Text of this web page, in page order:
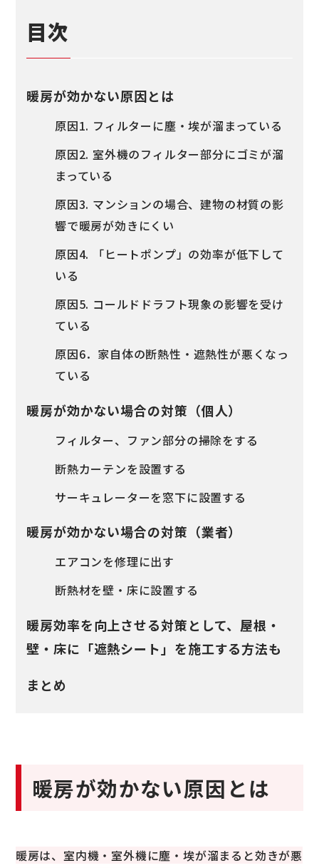
目次
暖房が効かない原因とは
原因1. フィルターに塵・埃が溜まっている
原因2. 室外機のフィルター部分にゴミが溜
まっている
原因3. マンションの場合、建物の材質の影
響で暖房が効きにくい
原因4. 「ヒートポンプ」の効率が低下して
いる
原因5. コールドドラフト現象の影響を受け
ている
原因6．家自体の断熱性・遮熱性が悪くなっ
ている
暖房が効かない場合の対策（個人）
フィルター、ファン部分の掃除をする
断熱カーテンを設置する
サーキュレーターを窓下に設置する
暖房が効かない場合の対策（業者）
エアコンを修理に出す
断熱材を壁・床に設置する
暖房効率を向上させる対策として、屋根・
壁・床に「遮熱シート」を施工する方法も
まとめ
暖房が効かない原因とは
暖房は、室内機・室外機に塵・埃が溜まると効きが悪